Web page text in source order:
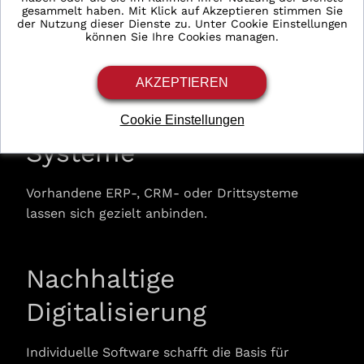
Die Lösung wächst mit den Anforderungen Ihres
Integration bestehender
Systeme
Vorhandene ERP-, CRM- oder Drittsysteme
lassen sich gezielt anbinden.
Nachhaltige
Digitalisierung
Individuelle Software schafft die Basis für
gesammelt haben. Mit Klick auf Akzeptieren stimmen Sie
der Nutzung dieser Dienste zu. Unter Cookie Einstellungen
können Sie Ihre Cookies managen.
AKZEPTIEREN
Cookie Einstellungen
Google Analytics
Google Ireland Limited
Google Building Gordon House, 4 Barrow St, Dublin, D04
E5W5, Ireland
Diese Liste stellt die Zwecke der Datenerhebung und -